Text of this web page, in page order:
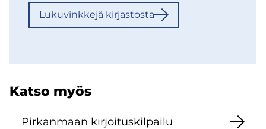
Lu­ku­vink­ke­jä kir­jas­tos­ta
Katso myös
Pir­kan­maan kir­joi­tus­kil­pai­lu